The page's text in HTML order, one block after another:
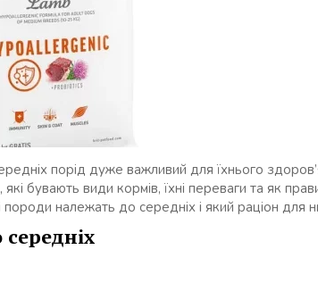
порід дуже важливий для їхнього
які бувають види кормів, їхні переваги та як
належать до середніх і який раціон для